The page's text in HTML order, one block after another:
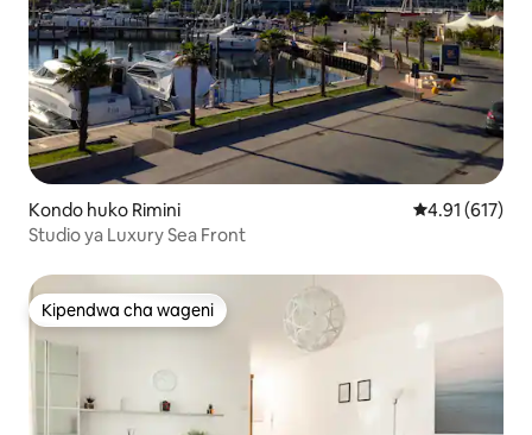
Kondo huko Rimini Ukadiriaji wa
4.91 (617)
Studio ya Luxury Sea Front
Kipendwa cha wageni
Kipendwa cha wageni